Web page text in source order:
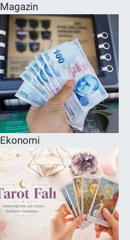
Magazin
Ekonomi